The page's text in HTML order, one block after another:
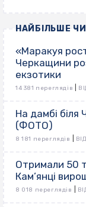
НАЙБІЛЬШЕ
«Маракуя
Черкащини
екзотики
14 381 переглядів
На дамбі біля
(ФОТО)
8 181 переглядів
Отримали 50
Кам’янці
8 018 переглядів